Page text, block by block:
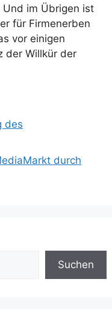
im Übrigen ist
für Firmenerben
vor einigen
der Willkür der
des
durch
Suchen